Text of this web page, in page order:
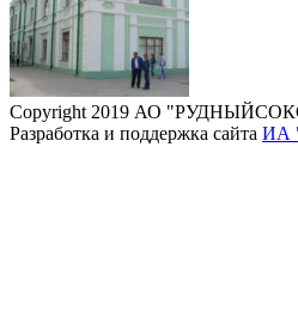
Copyright 2019 АО
Разработка и поддержка сайта ИА